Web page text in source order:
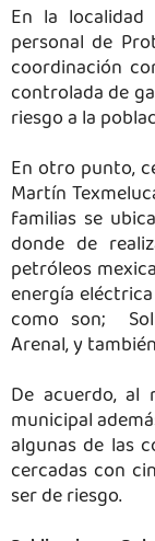
En la localidad
personal de
coordinación
controlada de
riesgo a la
En otro punto,
Martín
familias se
donde de
petróleos
energía
como son;
Arenal, y
De acuerdo,
municipal
algunas de las
cercadas con
ser de riesgo.